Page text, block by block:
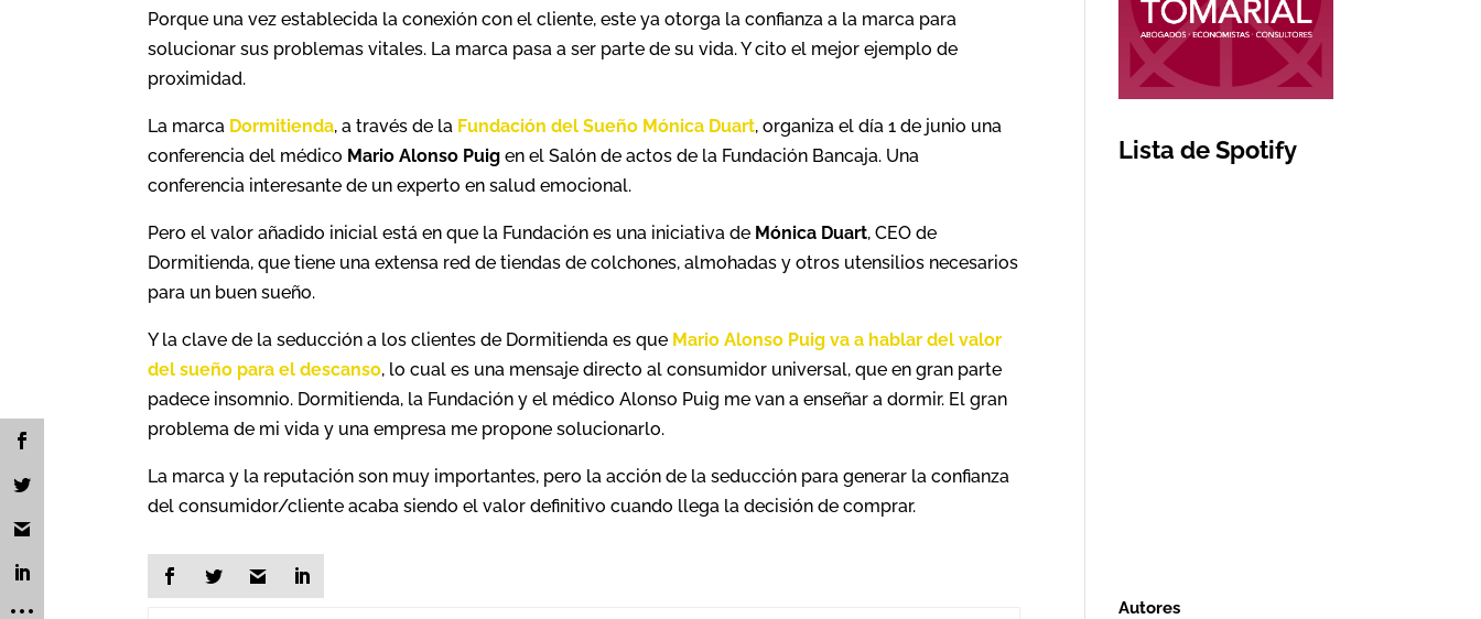
Porque una vez establecida la conexión con el cliente, este ya otorga la confianza a la marca para
solucionar sus problemas vitales. La marca pasa a ser parte de su vida. Y cito el mejor ejemplo de
proximidad.
La marca Dormitienda, a través de la Fundación del Sueño Mónica Duart, organiza el día 1 de junio una
conferencia del médico Mario Alonso Puig en el Salón de actos de la Fundación Bancaja. Una
conferencia interesante de un experto en salud emocional.
Pero el valor añadido inicial está en que la Fundación es una iniciativa de Mónica Duart, CEO de
Dormitienda, que tiene una extensa red de tiendas de colchones, almohadas y otros utensilios necesarios
para un buen sueño.
Y la clave de la seducción a los clientes de Dormitienda es que Mario Alonso Puig va a hablar del valor
del sueño para el descanso, lo cual es una mensaje directo al consumidor universal, que en gran parte
padece insomnio. Dormitienda, la Fundación y el médico Alonso Puig me van a enseñar a dormir. El gran
problema de mi vida y una empresa me propone solucionarlo.
La marca y la reputación son muy importantes, pero la acción de la seducción para generar la confianza
del consumidor/cliente acaba siendo el valor definitivo cuando llega la decisión de comprar.
Lista de Spotify
Autores